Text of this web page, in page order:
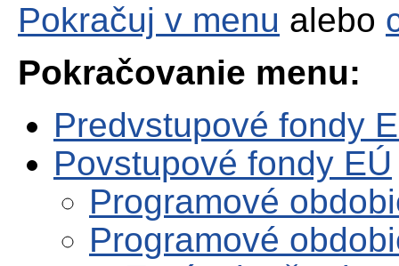
Pokračuj v menu alebo
Pokračovanie menu:
Predvstupové fondy
Povstupové fondy EÚ
Programové
Programové